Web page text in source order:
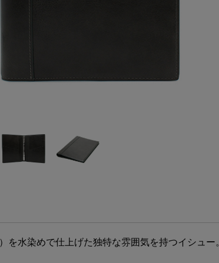
を水染めで仕上げた独特な雰囲気を持つイシュー。